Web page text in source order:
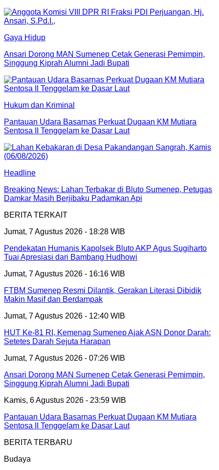
Gaya Hidup
Ansari Dorong MAN Sumenep Cetak Generasi Pemimpin,
Singgung Kiprah Alumni Jadi Bupati
Hukum dan Kriminal
Pantauan Udara Basarnas Perkuat Dugaan KM Mutiara
Sentosa II Tenggelam ke Dasar Laut
Headline
Breaking News: Lahan Terbakar di Bluto Sumenep, Petugas
Damkar Masih Berjibaku Padamkan Api
BERITA TERKAIT
Jumat, 7 Agustus 2026 - 18:28 WIB
Pendekatan Humanis Kapolsek Bluto AKP Agus Sugiharto
Tuai Apresiasi dari Bambang Hudhowi
Jumat, 7 Agustus 2026 - 16:16 WIB
FTBM Sumenep Resmi Dilantik, Gerakan Literasi Dibidik
Makin Masif dan Berdampak
Jumat, 7 Agustus 2026 - 12:40 WIB
HUT Ke-81 RI, Kemenag Sumenep Ajak ASN Donor Darah:
Setetes Darah Sejuta Harapan
Jumat, 7 Agustus 2026 - 07:26 WIB
Ansari Dorong MAN Sumenep Cetak Generasi Pemimpin,
Singgung Kiprah Alumni Jadi Bupati
Kamis, 6 Agustus 2026 - 23:59 WIB
Pantauan Udara Basarnas Perkuat Dugaan KM Mutiara
Sentosa II Tenggelam ke Dasar Laut
BERITA TERBARU
Budaya